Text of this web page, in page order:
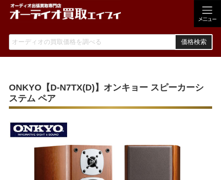
価格検索
ONKYO【D-N7TX(D)】オンキョー スピーカーシ
ステム ペア